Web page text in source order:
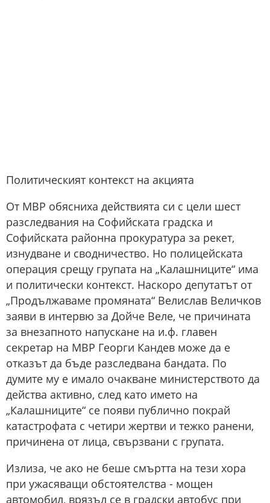
Политическият контекст на акцията
От МВР обясниха действията си с цели шест
разследвания на Софийската градска и
Софийската районна прокуратура за рекет,
изнудване и сводничество. Но полицейската
операция срещу групата на „Калашниците“ има
и политически контекст. Наскоро депутатът от
„Продължаваме промяната“ Велислав Величков
заяви в интервю за Дойче Веле, че причината
за внезапното напускане на и.ф. главен
секретар на МВР Георги Кандев може да е
отказът да бъде разследвана бандата. По
думите му е имало очакване министерството да
действа активно, след като името на
„Калашниците“ се появи публично покрай
катастрофата с четири жертви и тежко ранени,
причинена от лица, свързвани с групата.
Излиза, че ако не беше смъртта на тези хора
при ужасяващи обстоятелства - мощен
автомобил, врязъл се в градски автобус при